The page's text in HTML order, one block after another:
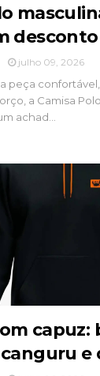
julho 09, 2026
peça
a Camisa
achad...
capuz:
e